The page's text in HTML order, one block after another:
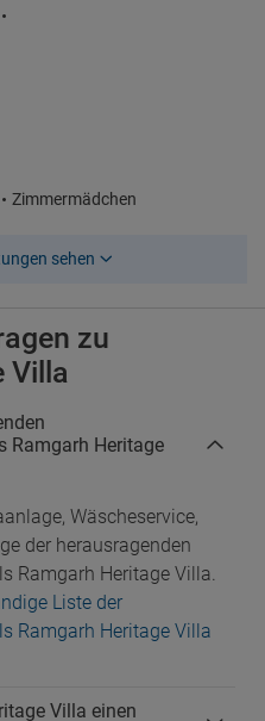
Zimmermädchen
sehen
zu
Villa
Ramgarh Heritage
Wäscheservice,
der herausragenden
Ramgarh Heritage Villa.
Liste der
Ramgarh Heritage Villa
Villa einen